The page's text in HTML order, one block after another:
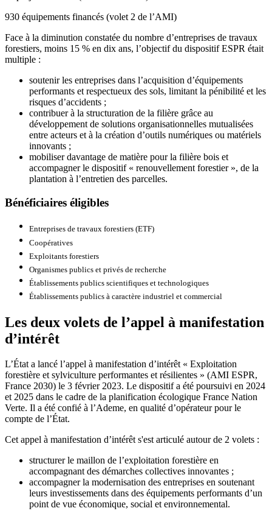
930 équipements financés (volet 2 de l’AMI)
Face à la diminution constatée du nombre d’entreprises de travaux
forestiers, moins 15 % en dix ans, l’objectif du dispositif ESPR était
multiple :
soutenir les entreprises dans l’acquisition d’équipements
performants et respectueux des sols, limitant la pénibilité et les
risques d’accidents ;
contribuer à la structuration de la filière grâce au
développement de solutions organisationnelles mutualisées
entre acteurs et à la création d’outils numériques ou matériels
innovants ;
mobiliser davantage de matière pour la filière bois et
accompagner le dispositif « renouvellement forestier », de la
plantation à l’entretien des parcelles.
Bénéficiaires éligibles
Entreprises de travaux forestiers (ETF)
Coopératives
Exploitants forestiers
Organismes publics et privés de recherche
Établissements publics scientifiques et technologiques
Établissements publics à caractère industriel et commercial
Les deux volets de l’appel à manifestation
d’intérêt
L’État a lancé l’appel à manifestation d’intérêt « Exploitation
forestière et sylviculture performantes et résilientes » (AMI ESPR,
France 2030) le 3 février 2023. Le dispositif a été poursuivi en 2024
et 2025 dans le cadre de la planification écologique France Nation
Verte. Il a été confié à l’Ademe, en qualité d’opérateur pour le
compte de l’État.
Cet appel à manifestation d’intérêt s'est articulé autour de 2 volets :
structurer le maillon de l’exploitation forestière en
accompagnant des démarches collectives innovantes ;
accompagner la modernisation des entreprises en soutenant
leurs investissements dans des équipements performants d’un
point de vue économique, social et environnemental.